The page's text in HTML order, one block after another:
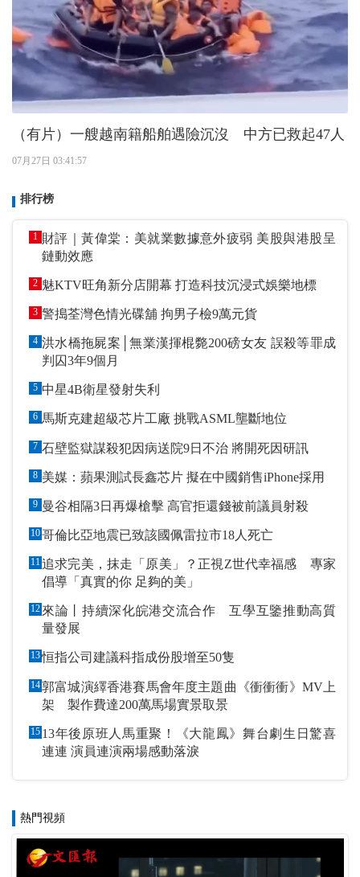
（有片）一艘越南籍船舶遇險沉沒 中方已救起47人
07月27日 03:41:57
排行榜
1 財評｜黃偉棠：美就業數據意外疲弱 美股與港股呈
鏈動效應
2 魅KTV旺角新分店開幕 打造科技沉浸式娛樂地標
3 警搗荃灣色情光碟舖 拘男子檢9萬元貨
4 洪水橋拖屍案│無業漢揮棍斃200磅女友 誤殺等罪成
判囚3年9個月
5 中星4B衛星發射失利
6 馬斯克建超級芯片工廠 挑戰ASML壟斷地位
7 石壁監獄謀殺犯因病送院9日不治 將開死因研訊
8 美媒：蘋果測試長鑫芯片 擬在中國銷售iPhone採用
9 曼谷相隔3日再爆槍擊 高官拒還錢被前議員射殺
10哥倫比亞地震已致該國佩雷拉市18人死亡
11追求完美，抹走「原美」？正視Z世代幸福感 專家
倡導「真實的你 足夠的美」
12 來論丨持續深化皖港交流合作 互學互鑒推動高質
量發展
13恒指公司建議科指成份股增至50隻
14郭富城演繹香港賽馬會年度主題曲《衝衝衝》MV上
架 製作費達200萬馬場實景取景
15 13年後原班人馬重聚！《大龍鳳》舞台劇生日驚喜
連連 演員連演兩場感動落淚
熱門視頻